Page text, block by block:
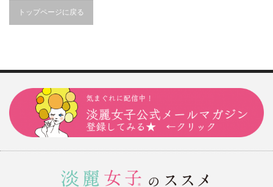
トップページに戻る